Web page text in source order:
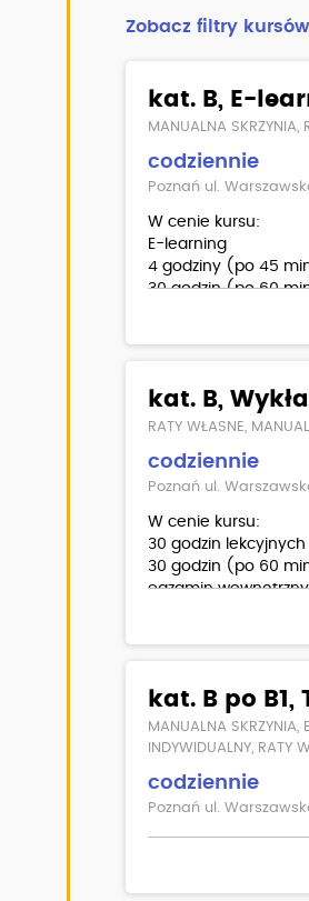
Zobacz filtry kursów
kat. B, E-
MANUALNA SKRZYNIA,
codziennie
Poznań ul.
W cenie kursu:
E-learning
4 godziny (po 45
30 godzin (po 60
badania lekarskie
kat. B,
RATY WŁASNE,
codziennie
Poznań ul.
W cenie kursu:
30 godzin
30 godzin (po 60
egzamin
kat. B po
MANUALNA SKRZYNIA,
INDYWIDUALNY, RATY
codziennie
Poznań ul.